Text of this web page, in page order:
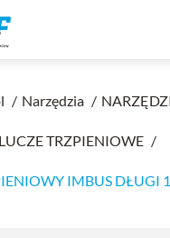
Narzędzia
TRZPIENIOWE
IMBUS DŁUGI